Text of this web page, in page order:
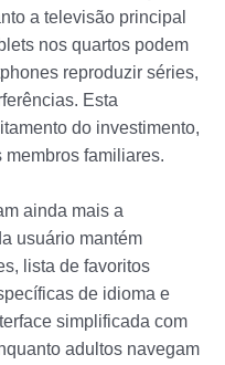
a televisão principal
nos quartos podem
reproduzir séries,
Esta
do investimento,
familiares.
ainda mais a
usuário mantém
lista de favoritos
de idioma e
simplificada com
adultos navegam